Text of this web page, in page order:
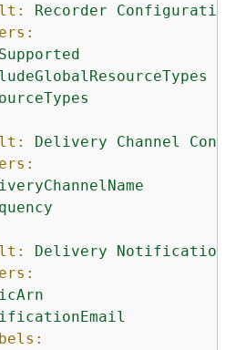
Recorder
Configuration
Delivery Channel
Delivery
Notifications